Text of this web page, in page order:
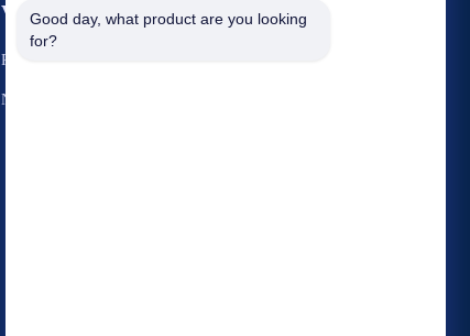
Veranstaltungen
Rechtssachen
Neuigkeiten
Antrag Ein Zitat
Good day, what product are you looking
for?